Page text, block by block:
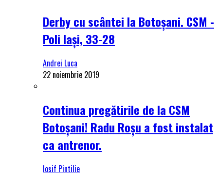
Derby cu scântei la Botoșani. CSM -
Poli Iași, 33-28
Andrei Luca
22 noiembrie 2019
Continua pregătirile de la CSM
Botoșani! Radu Roșu a fost instalat
ca antrenor.
Iosif Pintilie